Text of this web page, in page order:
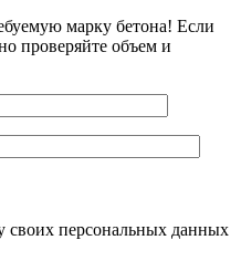
марку бетона! Если
проверяйте объем и
своих персональных данных